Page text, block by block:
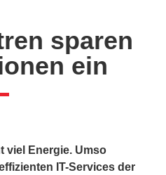
sparen
ein
viel Energie. Umso
IT-Services der